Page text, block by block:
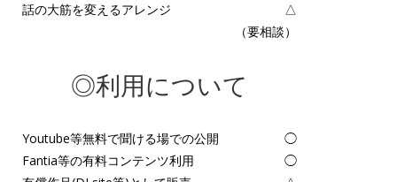
話の大筋を変えるアレンジ
△
（要相談）
◎利用について
Youtube等無料で聞ける場での公開
◯
Fantia等の有料コンテンツ利用
◯